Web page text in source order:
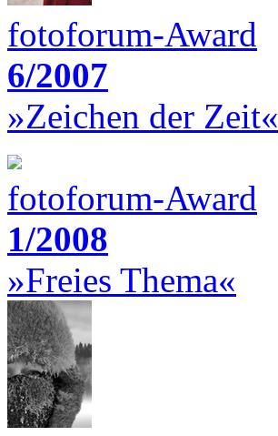
fotoforum-Award
6/2007
»Zeichen der Zeit«
fotoforum-Award
1/2008
»Freies Thema«